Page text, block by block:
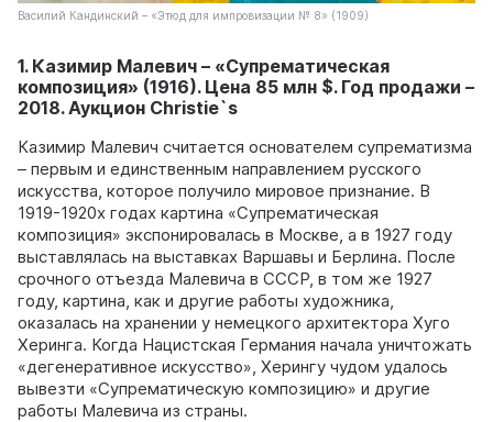
Василий Кандинский – «Этюд для импровизации № 8» (1909)
1. Казимир Малевич – «Супрематическая
композиция» (1916). Цена 85 млн $. Год продажи –
2018. Аукцион Christie`s
Казимир Малевич считается основателем супрематизма
– первым и единственным направлением русского
искусства, которое получило мировое признание. В
1919-1920х годах картина «Супрематическая
композиция» экспонировалась в Москве, а в 1927 году
выставлялась на выставках Варшавы и Берлина. После
срочного отъезда Малевича в СССР, в том же 1927
году, картина, как и другие работы художника,
оказалась на хранении у немецкого архитектора Хуго
Херинга. Когда Нацистская Германия начала уничтожать
«дегенеративное искусство», Херингу чудом удалось
вывезти «Супрематическую композицию» и другие
работы Малевича из страны.